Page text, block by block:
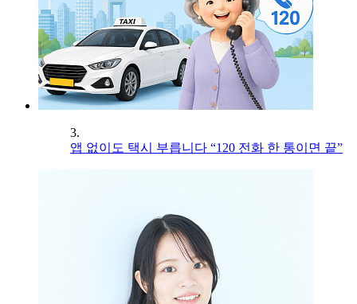
3.
앱 없이도 택시 부릅니다 “120 전화 한 통이면 끝”